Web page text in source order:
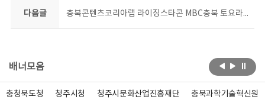
다음글 충북콘텐츠코리아랩 라이징스타콘 MBC충북 토요라디오 출연_많은 청각 바랍니다:)
배너모음
충청북도청 청주시청 청주시문화산업진흥재단 충북과학기술혁신원